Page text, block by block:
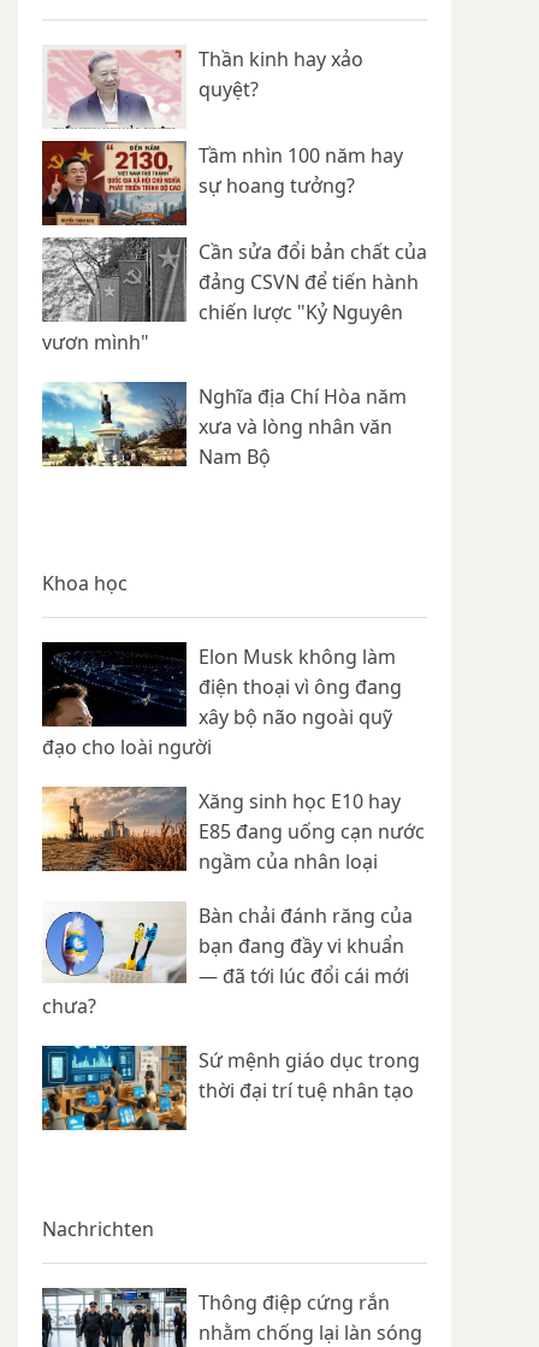
Thần kinh hay xảo
quyệt?
Tầm nhìn 100 năm hay
sự hoang tưởng?
Cần sửa đổi bản chất của
đảng CSVN để tiến hành
chiến lược "Kỷ Nguyên
vươn mình"
Nghĩa địa Chí Hòa năm
xưa và lòng nhân văn
Nam Bộ
Khoa học
Elon Musk không làm
điện thoại vì ông đang
xây bộ não ngoài quỹ
đạo cho loài người
Xăng sinh học E10 hay
E85 đang uống cạn nước
ngầm của nhân loại
Bàn chải đánh răng của
bạn đang đầy vi khuẩn
— đã tới lúc đổi cái mới
chưa?
Sứ mệnh giáo dục trong
thời đại trí tuệ nhân tạo
Nachrichten
Thông điệp cứng rắn
nhằm chống lại làn sóng